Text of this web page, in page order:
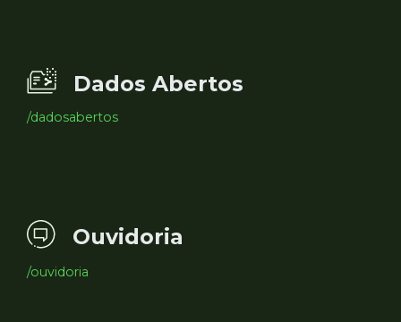
Dados Abertos
/dadosabertos
Ouvidoria
/ouvidoria